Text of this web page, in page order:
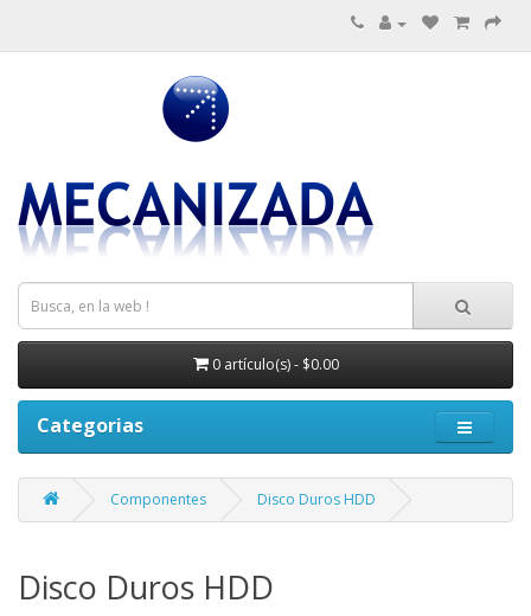
0 artículo(s) - $0.00
Categorias
Componentes Disco Duros HDD
Disco Duros HDD